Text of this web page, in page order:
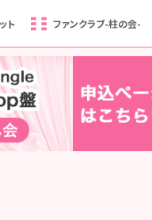
ト ファンクラブ-柱の会-